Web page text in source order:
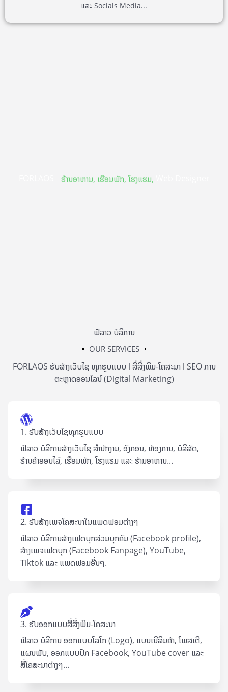
ແລະ Socials Media...
ຮ້ານອາຫານ, ເຮືອນພັກ, ໂຮງແຮມ,
ຟໍລາວ ບໍລິການ
OUR SERVICES
FORLAOS ຮັບສ້າງເວັບໄຊ ທຸກຮູບແບບ l ສື່ສິ່ງພິມ-ໂຄສະນາ l SEO ການ
ຕະຫຼາດອອນໄລນ໌ (Digital Marketing)
1. ຮັບສ້າງເວັບໄຊທຸກຮູບແບບ
ຟໍລາວ ບໍລິການສ້າງເວັບໄຊ ສຳນັກງານ, ອົງກອນ, ຫ້ອງການ, ບໍລິສັດ,
ຮ້ານຄ້າອອນໄລ໌, ເຮືອນພັກ, ໂຮງແຮມ ແລະ ຮ້ານອາຫານ...
2. ຮັບສ້າງເພຈໂຄສະນາໃນແພດຟອມຕ່າງໆ
ຟໍລາວ ບໍລິການສ້າງເຟດບຸກສ່ວນບຸກຄົນ (Facebook profile),
ສ້າງເພຈເຟດບຸກ (Facebook Fanpage), YouTube,
Tiktok ແລະ ແພດຟອມອື່ນໆ.
3. ຮັບອອກແບບສື່ສິ່ງພິມ-ໂຄສະນາ
ຟໍລາວ ບໍລິການ ອອກແບບໂລໂກ (Logo), ແບນເນີສິນຄ້າ, ໂພສເຕີ,
ແຜນພັບ, ອອກແບບປົກ Facebook, YouTube cover ແລະ
ສຶ່ໂຄສະນາຕ່າງໆ...